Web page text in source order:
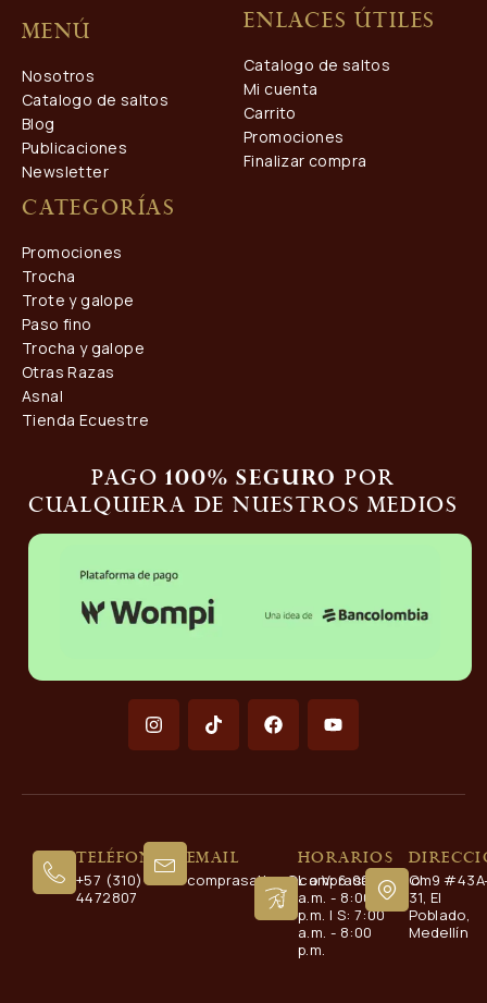
Menú
Nosotros
Catalogo de saltos
Blog
Publicaciones
Newsletter
Enlaces útiles
Catalogo de saltos
Mi cuenta
Carrito
Promociones
Finalizar compra
Categorías
Promociones
Trocha
Trote y galope
Paso fino
Trocha y galope
Otras Razas
Asnal
Tienda Ecuestre
Pago100% seguropor
cualquiera de nuestros medios
Teléfono
+57 (310)
4472807
Email
comprasaltos@comprasaltos.com
Horarios
L a V: 6:00
a.m. - 8:00
p.m. | S: 7:00
a.m. - 8:00
p.m.
Cl. 9
31, El
Poblado,
Medellín